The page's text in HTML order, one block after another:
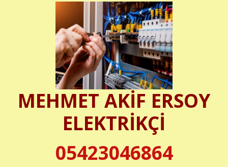
MEHMET AKİF ERSOY
ELEKTRİKÇİ
05423046864